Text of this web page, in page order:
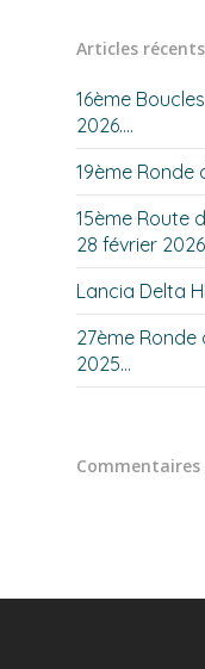
Articles récents
16ème
2026….
19ème Ronde
15ème Route
28 février
Lancia Delta
27ème Ronde
2025…
Commentaires